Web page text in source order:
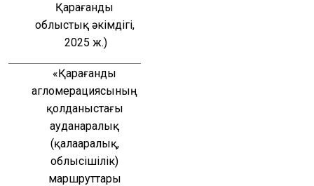
Қарағанды
облыстық әкімдігі,
2025 ж.)
«Қарағанды
агломерациясының
қолданыстағы
ауданаралық
(қалааралық,
облысішілік)
маршруттары